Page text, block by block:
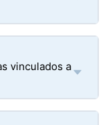
vinculados a